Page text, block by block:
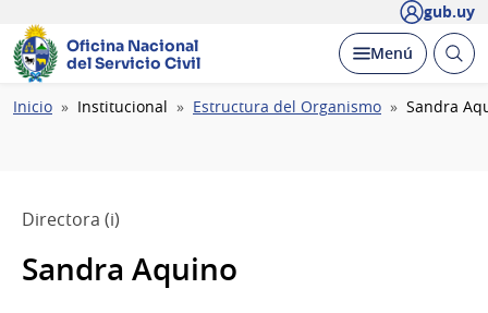
gub.uy
Oficina Nacional
del Servicio Civil
Desplegar
Menú Abrir
Ruta
Inicio Institucional Estructura del Organismo Sandra
Directora (i)
Sandra Aquino